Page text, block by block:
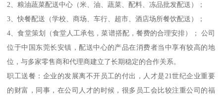
2、粮油蔬菜配送中心（米、油、蔬菜、配料、冻品批发配送）；
3、快餐配送（学校、商场、车行、超市、酒店场所餐饮配送）；
4、食堂策划（食堂人工承包，菜谱搭配，餐费的合理安排）； 公司
位于中国东莞长安镇，配送中心的产品在消费者当中享有较高的地
位，与多家零售商和代理商建立了长期稳定的合作关系。
职工送餐：企业的发展离不开员工的付出，人才是21世纪企业重要
的财富，同事，在公司人才的时候，很多员工会比较注重公司的福